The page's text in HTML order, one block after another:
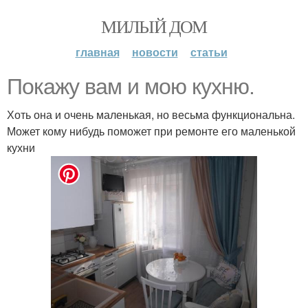
МИЛЫЙ ДОМ
главная новости статьи
Покажу вам и мою кухню.
Хоть она и очень маленькая, но весьма функциональна.
Может кому нибудь поможет при ремонте его маленькой
кухни